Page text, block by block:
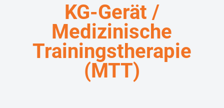
KG-Gerät /
Medizinische
Trainingstherapie
(MTT)